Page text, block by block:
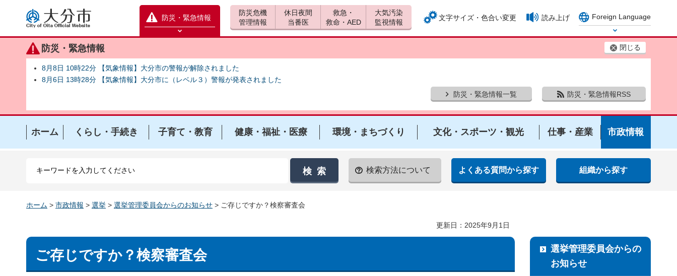
大分市
防災・緊急情報
防災緊急情報を開く
防災・緊急情報 閉じる
8月8日 10時22分 【気象情報】大分市の警報が解除されました
8月6日 13時28分 【気象情報】大分市に（レベル３）警報が発表されました
防災・緊急情報一覧
防災・緊急情報RSS
防災危機
管理情報
休日夜間
当番医
救急・
救命・AED
大気汚染
監視情報
文字サイズ・色合い変更 読み上げ
Foreign Language
Select Language
ホーム くらし・手続き 子育て・教育 健康・福祉・医療 環境・まちづくり 文化・スポーツ・観光 仕事・産業 市政情報
検索方法について よくある質問から探す 組織から探す
ホーム > 市政情報 > 選挙 > 選挙管理委員会からのお知らせ > ご存じですか？検察審査会
更新日：2025年9月1日
ご存じですか？検察審査会
選挙管理委員会からの
お知らせ